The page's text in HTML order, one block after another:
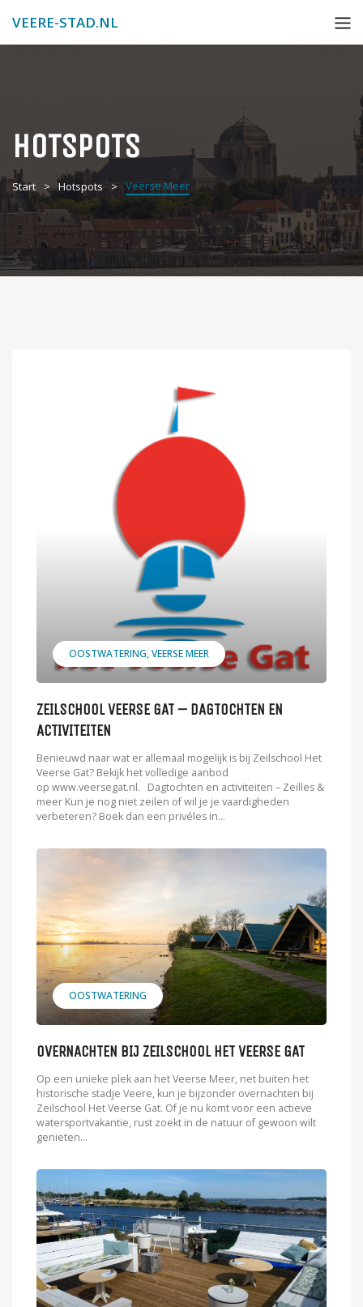
VEERE-STAD.NL
HOTSPOTS
Start Hotspots Veerse Meer
OOSTWATERING VEERSE MEER
ZEILSCHOOL VEERSE GAT – DAGTOCHTEN EN
ACTIVITEITEN
Benieuwd naar wat er allemaal mogelijk is bij Zeilschool Het
Veerse Gat? Bekijk het volledige aanbod
op www.veersegat.nl. Dagtochten en activiteiten – Zeilles &
meer Kun je nog niet zeilen of wil je je vaardigheden
verbeteren? Boek dan een privéles in...
OOSTWATERING
OVERNACHTEN BIJ ZEILSCHOOL HET VEERSE GAT
Op een unieke plek aan het Veerse Meer, net buiten het
historische stadje Veere, kun je bijzonder overnachten bij
Zeilschool Het Veerse Gat. Of je nu komt voor een actieve
watersportvakantie, rust zoekt in de natuur of gewoon wilt
genieten...